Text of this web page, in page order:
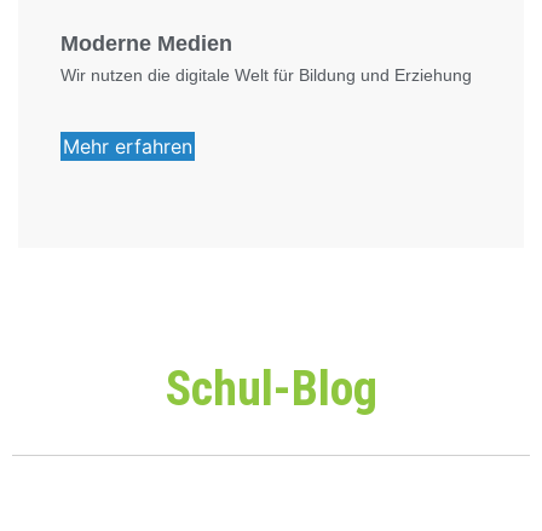
Moderne Medien
Wir nutzen die digitale Welt für Bildung und Erziehung
Mehr erfahren
Schul-Blog